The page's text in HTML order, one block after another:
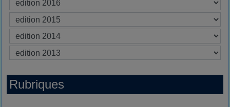
Rubriques